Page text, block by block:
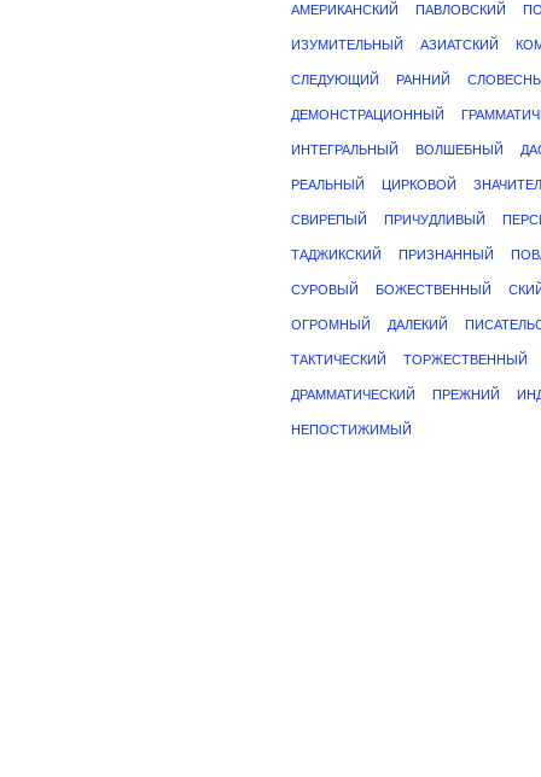
АМЕРИКАНСКИЙ ПАВЛОВСКИЙ
ИЗУМИТЕЛЬНЫЙ АЗИАТСКИЙ
СЛЕДУЮЩИЙ РАННИЙ
ДЕМОНСТРАЦИОННЫЙ
ИНТЕГРАЛЬНЫЙ ВОЛШЕБНЫЙ
РЕАЛЬНЫЙ ЦИРКОВОЙ
СВИРЕПЫЙ ПРИЧУДЛИВЫЙ
ТАДЖИКСКИЙ ПРИЗНАННЫЙ
СУРОВЫЙ БОЖЕСТВЕННЫЙ
ОГРОМНЫЙ ДАЛЕКИЙ
ТАКТИЧЕСКИЙ ТОРЖЕСТВЕННЫЙ
ДРАММАТИЧЕСКИЙ ПРЕЖНИЙ
НЕПОСТИЖИМЫЙ